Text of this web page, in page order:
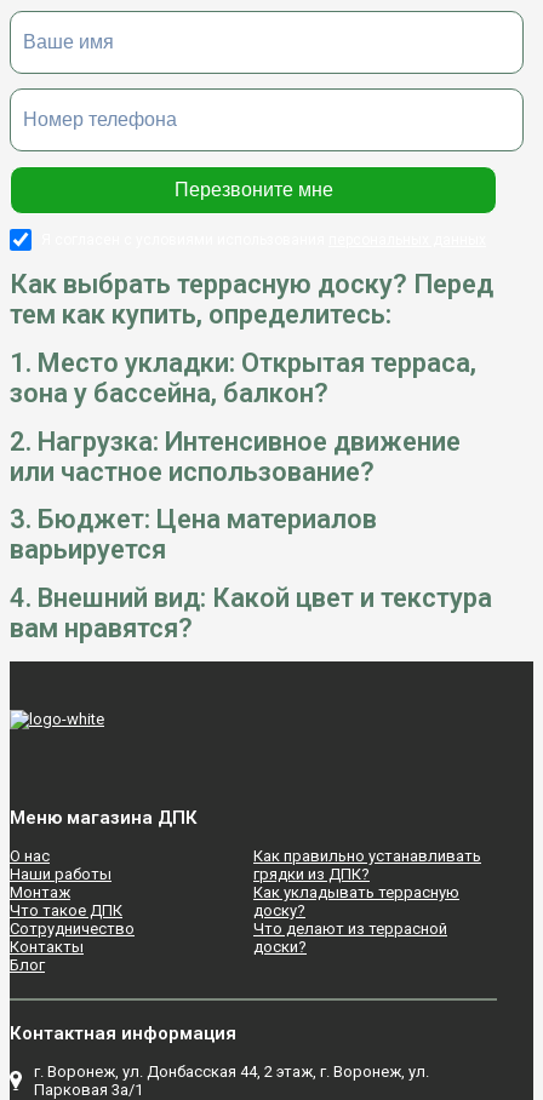
Как выбрать террасную доску? Перед
тем как купить, определитесь:
1. Место укладки: Открытая терраса,
зона у бассейна, балкон?
2. Нагрузка: Интенсивное движение
или частное использование?
3. Бюджет: Цена материалов
варьируется
4. Внешний вид: Какой цвет и текстура
вам нравятся?
Меню магазина ДПК
О нас
Наши работы
Монтаж
Что такое ДПК
Сотрудничество
Контакты
Блог
Как правильно устанавливать
грядки из ДПК?
Как укладывать террасную
доску?
Что делают из террасной
доски?
Контактная информация
г. Воронеж, ул. Донбасская 44, 2 этаж, г. Воронеж, ул.
Парковая 3а/1